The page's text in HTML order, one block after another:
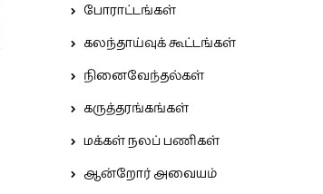
போராட்டங்கள்
கலந்தாய்வுக் கூட்டங்கள்
நினைவேந்தல்கள்
கருத்தரங்கங்கள்
மக்கள் நலப் பணிகள்
ஆன்றோர் அவையம்